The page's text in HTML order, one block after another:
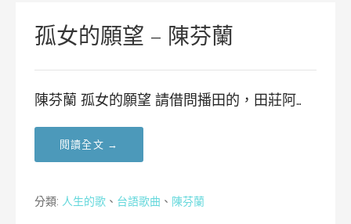
孤女的願望 – 陳芬蘭
陳芬蘭 孤女的願望 請借問播田的，田莊阿…
閱讀全文 →
分類: 人生的歌 、 台語歌曲 、 陳芬蘭